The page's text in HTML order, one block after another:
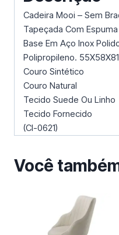
Cadeira Mooi – Sem
Tapeçada Com
Base Em Aço Inox
Polipropileno.
Couro Sintético
Couro Natural
Tecido Suede Ou Linho
Tecido Fornecido
(Cl-0621)
Você